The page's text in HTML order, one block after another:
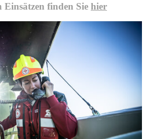
Einsätzen finden Sie hier